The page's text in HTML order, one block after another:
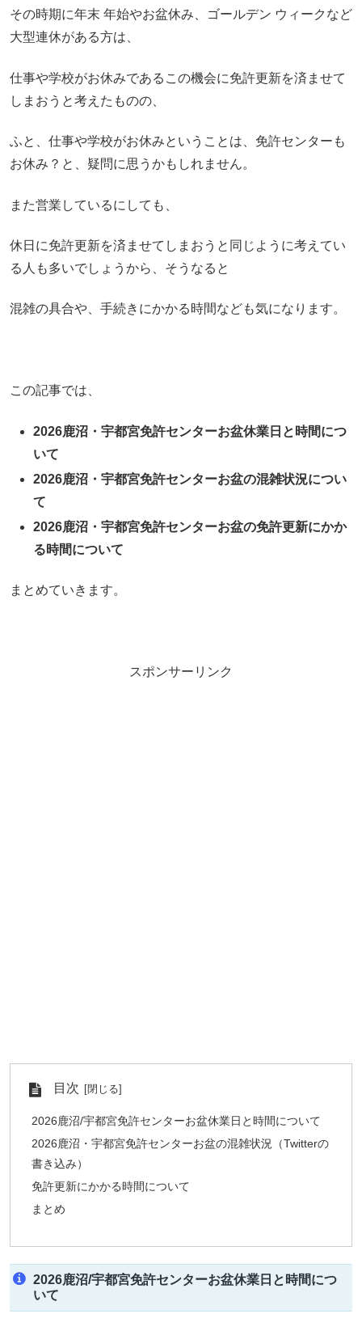
その時期に年末 年始やお盆休み、ゴールデン ウィークなど
大型連休がある方は、
仕事や学校がお休みであるこの機会に免許更新を済ませて
しまおうと考えたものの、
ふと、仕事や学校がお休みということは、免許センターも
お休み？と、疑問に思うかもしれません。
また営業しているにしても、
休日に免許更新を済ませてしまおうと同じように考えてい
る人も多いでしょうから、そうなると
混雑の具合や、手続きにかかる時間なども気になります。
この記事では、
2026鹿沼・宇都宮免許センターお盆休業日と時間につ
いて
2026鹿沼・宇都宮免許センターお盆の混雑状況につい
て
2026鹿沼・宇都宮免許センターお盆の免許更新にかか
る時間について
まとめていきます。
スポンサーリンク
目次
2026鹿沼/宇都宮免許センターお盆休業日と時間について
2026鹿沼・宇都宮免許センターお盆の混雑状況（Twitterの
書き込み）
免許更新にかかる時間について
まとめ
2026鹿沼/宇都宮免許センターお盆休業日と時間につ
いて